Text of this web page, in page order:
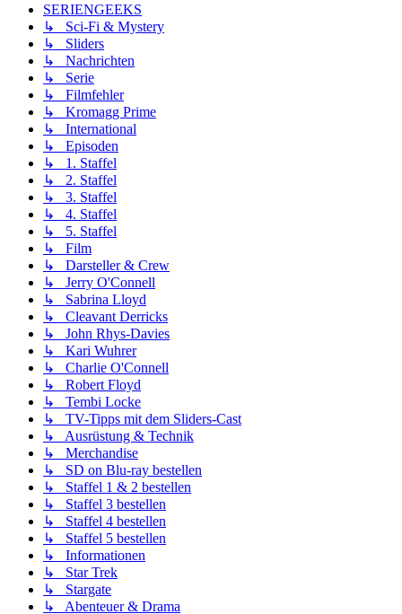
SERIENGEEKS
↳ Sci-Fi & Mystery
↳ Sliders
↳ Nachrichten
↳ Serie
↳ Filmfehler
↳ Kromagg Prime
↳ International
↳ Episoden
↳ 1. Staffel
↳ 2. Staffel
↳ 3. Staffel
↳ 4. Staffel
↳ 5. Staffel
↳ Film
↳ Darsteller & Crew
↳ Jerry O'Connell
↳ Sabrina Lloyd
↳ Cleavant Derricks
↳ John Rhys-Davies
↳ Kari Wuhrer
↳ Charlie O'Connell
↳ Robert Floyd
↳ Tembi Locke
↳ TV-Tipps mit dem Sliders-Cast
↳ Ausrüstung & Technik
↳ Merchandise
↳ SD on Blu-ray bestellen
↳ Staffel 1 & 2 bestellen
↳ Staffel 3 bestellen
↳ Staffel 4 bestellen
↳ Staffel 5 bestellen
↳ Informationen
↳ Star Trek
↳ Stargate
↳ Abenteuer & Drama